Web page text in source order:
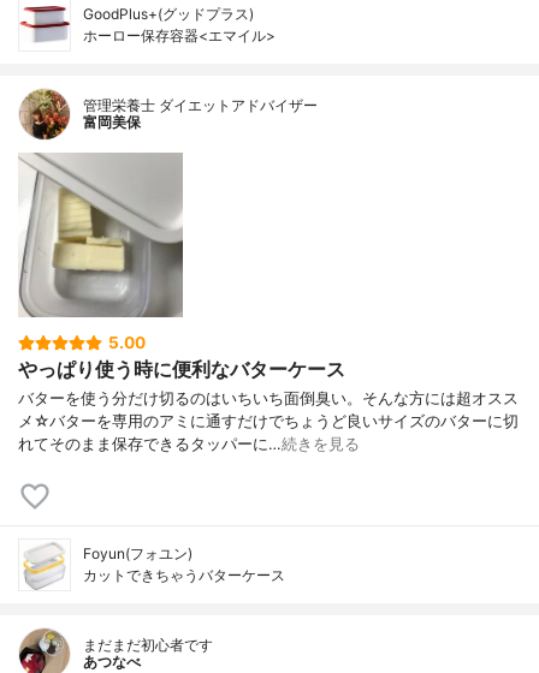
GoodPlus+(グッドプラス)
ホーロー保存容器<エマイル>
管理栄養士 ダイエットアドバイザー
富岡美保
5.00
やっぱり使う時に便利なバターケース
バターを使う分だけ切るのはいちいち面倒臭い。そんな方には超オスス
メ☆バターを専用のアミに通すだけでちょうど良いサイズのバターに切
れてそのまま保存できるタッパーに…続きを見る
Foyun(フォユン)
カットできちゃうバターケース
まだまだ初心者です
あつなべ